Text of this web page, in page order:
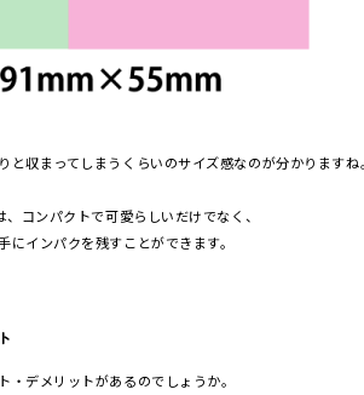
と収まってしまうくらいのサイズ感なのが分かりますね
コンパクトで可愛らしいだけでなく、
インパクを残すことができます。
デメリットがあるのでしょうか。